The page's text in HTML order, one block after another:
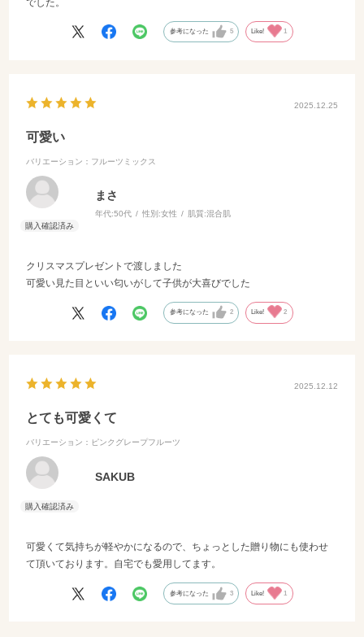
参考になった 5 Like! 1
2025.12.25
可愛い
バリエーション：フルーツミックス
まさ
年代:50代 性別:女性 肌質:混合肌
クリスマスプレゼントで渡しました
可愛い見た目といい匂いがして子供が大喜びでした
参考になった 2 Like! 2
2025.12.12
とても可愛くて
バリエーション：ピンクグレープフルーツ
SAKUB
可愛くて気持ちが軽やかになるので、ちょっとした贈り物にも使わせ
て頂いております。自宅でも愛用してます。
参考になった 3 Like! 1